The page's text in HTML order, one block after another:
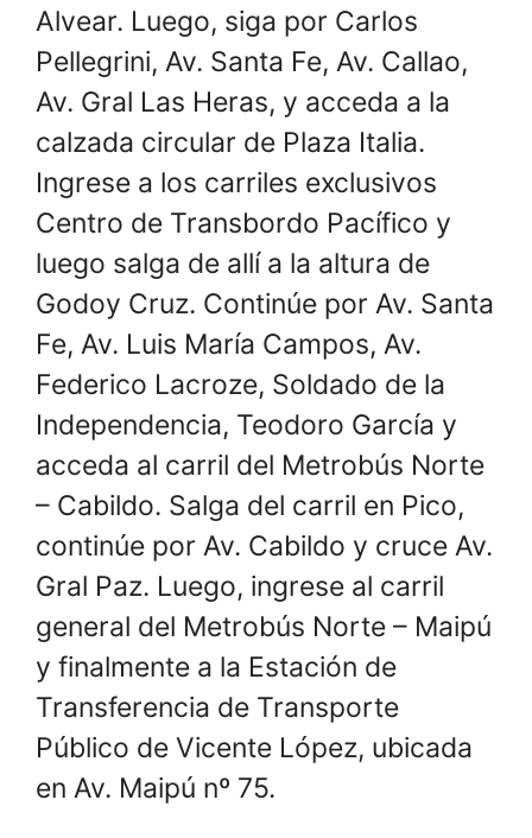
Alvear. Luego, siga por Carlos
Pellegrini, Av. Santa Fe, Av. Callao,
Av. Gral Las Heras, y acceda a la
calzada circular de Plaza Italia.
Ingrese a los carriles exclusivos
Centro de Transbordo Pacífico y
luego salga de allí a la altura de
Godoy Cruz. Continúe por Av. Santa
Fe, Av. Luis María Campos, Av.
Federico Lacroze, Soldado de la
Independencia, Teodoro García y
acceda al carril del Metrobús Norte
– Cabildo. Salga del carril en Pico,
continúe por Av. Cabildo y cruce Av.
Gral Paz. Luego, ingrese al carril
general del Metrobús Norte – Maipú
y finalmente a la Estación de
Transferencia de Transporte
Público de Vicente López, ubicada
en Av. Maipú nº 75.